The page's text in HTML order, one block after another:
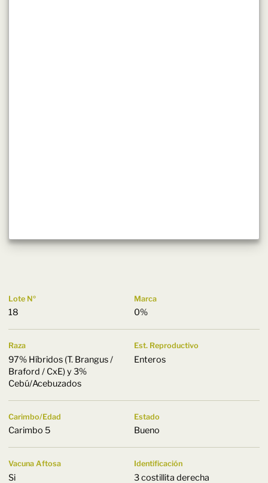
Lote Nº
18
Marca
0%
Raza
97% Híbridos (T. Brangus /
Braford / CxE) y 3%
Cebú/Acebuzados
Est. Reproductivo
Enteros
Carimbo/Edad
Carimbo 5
Estado
Bueno
Vacuna Aftosa
Si
Identificación
3 costillita derecha